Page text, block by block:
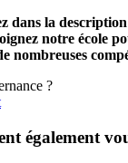
dans la description
notre école
nombreuses
?
également